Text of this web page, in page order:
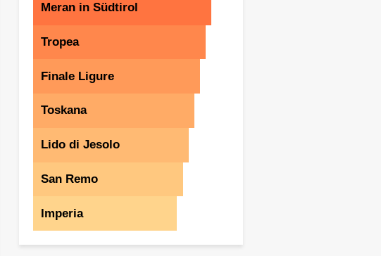
Meran in Südtirol
Tropea
Finale Ligure
Toskana
Lido di Jesolo
San Remo
Imperia